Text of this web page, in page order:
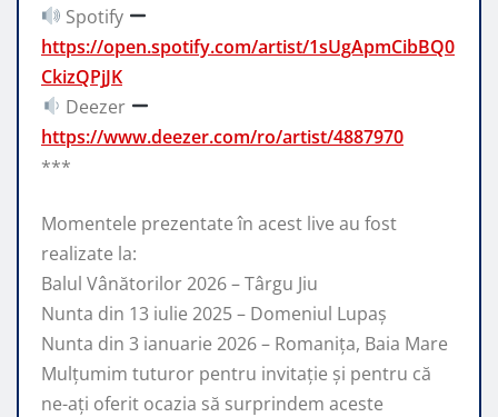
Spotify
https://open.spotify.com/artist/1sUgApmCibBQ0
CkizQPjJK
Deezer
https://www.deezer.com/ro/artist/4887970
***
Momentele prezentate în acest live au fost
realizate la:
Balul Vânătorilor 2026 – Târgu Jiu
Nunta din 13 iulie 2025 – Domeniul Lupaș
Nunta din 3 ianuarie 2026 – Romanița, Baia Mare
Mulțumim tuturor pentru invitație și pentru că
ne-ați oferit ocazia să surprindem aceste